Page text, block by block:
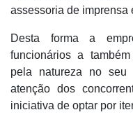
assessoria de imprensa
Desta forma a
funcionários a
pela natureza no
atenção dos
iniciativa de optar por